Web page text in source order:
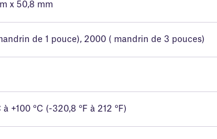
x 50,8 mm
de 1 pouce), 2000 ( mandrin de 3 pouces)
à +100 °C (-320,8 °F à 212 °F)